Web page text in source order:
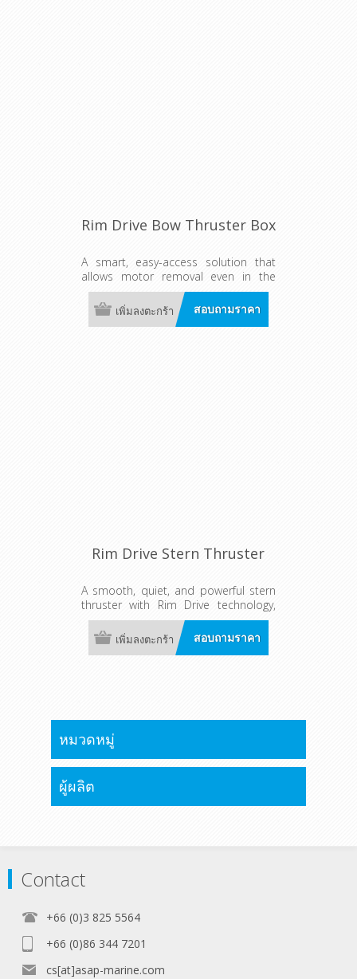
Rim Drive Bow Thruster Box
A smart, easy-access solution that
allows motor removal even in the
water. Ensures a watertight, well-
cooled installation for fast, safe, and
low-maintenance operation—ideal
สอบถามราคา
เพิ่มลงตะกร้า
Rim Drive Stern Thruster
A smooth, quiet, and powerful stern
thruster with Rim Drive technology,
delivering precise control for easy
docking and tight maneuvers in any
situation.
สอบถามราคา
เพิ่มลงตะกร้า
หมวดหมู่
ผู้ผลิต
Contact
+66 (0)3 825 5564
+66 (0)86 344 7201
cs[at]asap-marine.com